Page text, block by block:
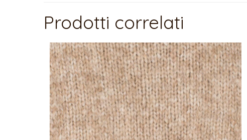
Prodotti correlati